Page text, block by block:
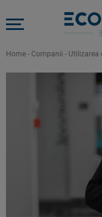
Home - Companii - Utilizarea